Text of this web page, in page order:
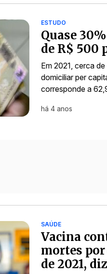
ESTUDO
Quase
de R$ 500
Em 2021, cerca
domiciliar per
corresponde a
há 4 anos
SAÚDE
Vacina
mortes
de 2021,